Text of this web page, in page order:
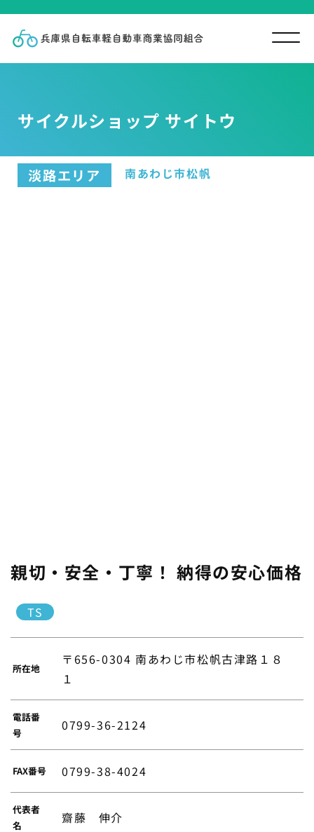
サイクルショップ サイトウ
淡路エリア 南あわじ市松帆
親切・安全・丁寧！ 納得の安心価格
TS
所在地
〒656-0304 南あわじ市松帆古津路１８
１
電話番
号
0799-36-2124
FAX番号 0799-38-4024
代表者
名
齋藤 伸介